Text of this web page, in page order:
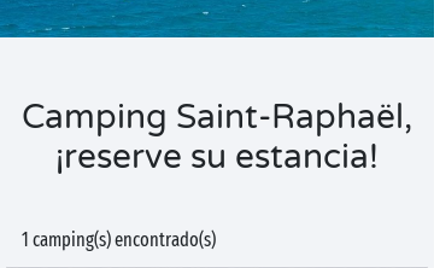
Camping Saint-Raphaël,
¡reserve su estancia!
1 camping(s) encontrado(s)